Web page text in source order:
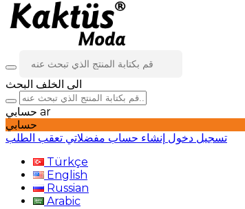
الى الخلف البحث
ar
حسابي
تسجيل دخول إنشاء حساب مفضلاتي تعقب الطلب
Türkçe
English
Russian
Arabic